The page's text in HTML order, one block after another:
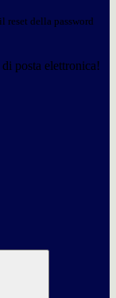
reset della password
posta elettronica!